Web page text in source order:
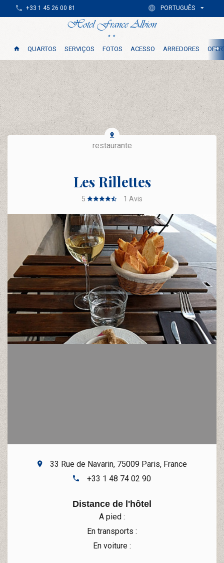
QUARTOS SERVIÇOS FOTOS ACESSO ARREDORES
+33 1 45 26 00 81 PORTUGUÊS
restaurante
Les Rillettes
5 1 Avis
33 Rue de Navarin, 75009 Paris, France
+33 1 48 74 02 90
Distance de l'hôtel
A pied :
En transports :
En voiture :